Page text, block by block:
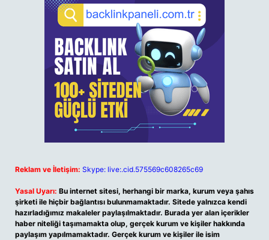
Reklam ve İletişim: Skype: live:.cid.575569c608265c69
Yasal Uyarı: Bu internet sitesi, herhangi bir marka, kurum veya şahıs
şirketi ile hiçbir bağlantısı bulunmamaktadır. Sitede yalnızca kendi
hazırladığımız makaleler paylaşılmaktadır. Burada yer alan içerikler
haber niteliği taşımamakta olup, gerçek kurum ve kişiler hakkında
paylaşım yapılmamaktadır. Gerçek kurum ve kişiler ile isim